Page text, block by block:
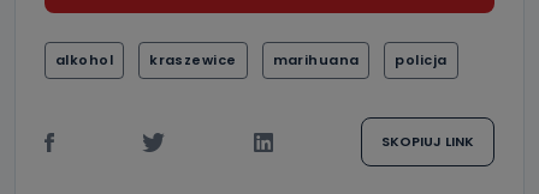
alkohol kraszewice marihuana policja
SKOPIUJ LINK